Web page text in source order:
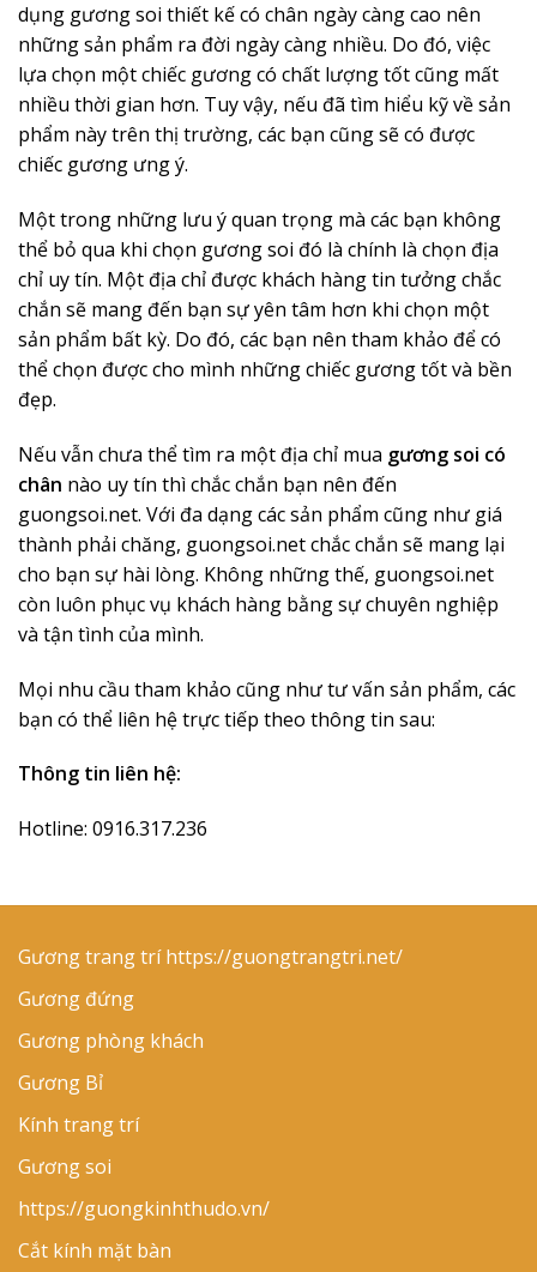
dụng gương soi thiết kế có chân ngày càng cao nên
những sản phẩm ra đời ngày càng nhiều. Do đó, việc
lựa chọn một chiếc gương có chất lượng tốt cũng mất
nhiều thời gian hơn. Tuy vậy, nếu đã tìm hiểu kỹ về sản
phẩm này trên thị trường, các bạn cũng sẽ có được
chiếc gương ưng ý.
Một trong những lưu ý quan trọng mà các bạn không
thể bỏ qua khi chọn gương soi đó là chính là chọn địa
chỉ uy tín. Một địa chỉ được khách hàng tin tưởng chắc
chắn sẽ mang đến bạn sự yên tâm hơn khi chọn một
sản phẩm bất kỳ. Do đó, các bạn nên tham khảo để có
thể chọn được cho mình những chiếc gương tốt và bền
đẹp.
Nếu vẫn chưa thể tìm ra một địa chỉ mua gương soi có
chân nào uy tín thì chắc chắn bạn nên đến
guongsoi.net. Với đa dạng các sản phẩm cũng như giá
thành phải chăng, guongsoi.net chắc chắn sẽ mang lại
cho bạn sự hài lòng. Không những thế, guongsoi.net
còn luôn phục vụ khách hàng bằng sự chuyên nghiệp
và tận tình của mình.
Mọi nhu cầu tham khảo cũng như tư vấn sản phẩm, các
bạn có thể liên hệ trực tiếp theo thông tin sau:
Thông tin liên hệ:
Hotline: 0916.317.236
Gương trang tríhttps://guongtrangtri.net/
Gương đứng
Gương phòng khách
Gương Bỉ
Kính trang trí
Gương soi
https://guongkinhthudo.vn/
Cắt kính mặt bàn